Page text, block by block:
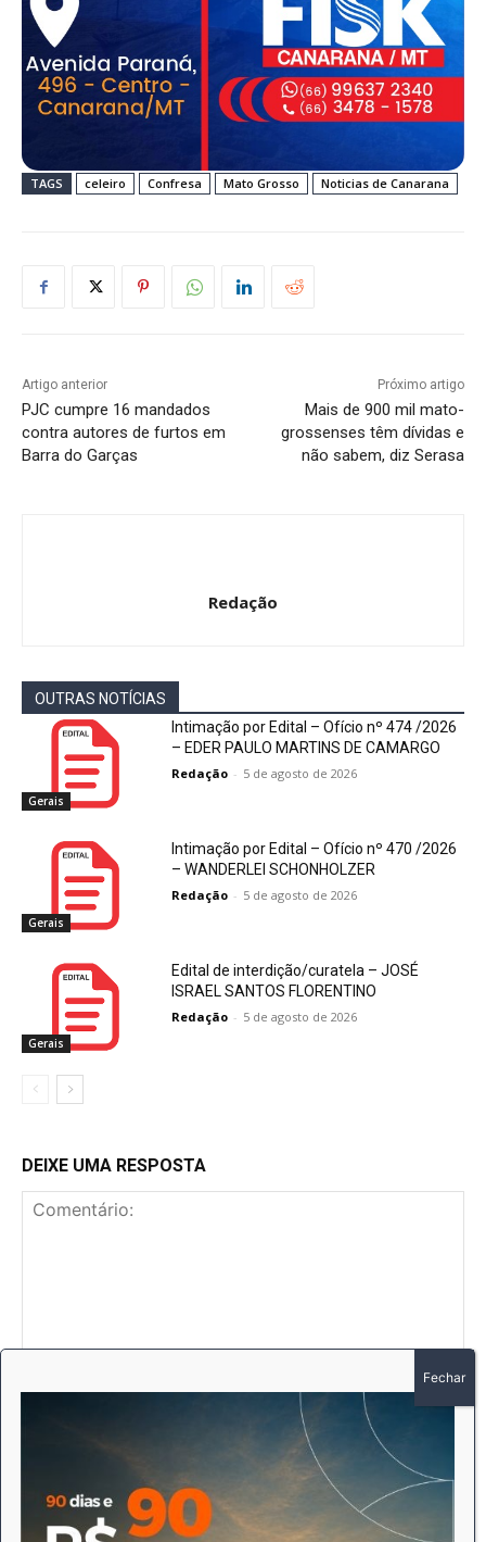
TAGS celeiro Confresa Mato Grosso Noticias de Canarana
Artigo anterior
PJC cumpre 16 mandados
contra autores de furtos em
Barra do Garças
Próximo artigo
Mais de 900 mil mato-
grossenses têm dívidas e
não sabem, diz Serasa
Redação
OUTRAS NOTÍCIAS
Gerais
Intimação por Edital – Ofício nº 474 /2026
– EDER PAULO MARTINS DE CAMARGO
Redação - 5 de agosto de 2026
Gerais
Intimação por Edital – Ofício nº 470 /2026
– WANDERLEI SCHONHOLZER
Redação - 5 de agosto de 2026
Gerais
Edital de interdição/curatela – JOSÉ
ISRAEL SANTOS FLORENTINO
Redação - 5 de agosto de 2026
DEIXE UMA RESPOSTA